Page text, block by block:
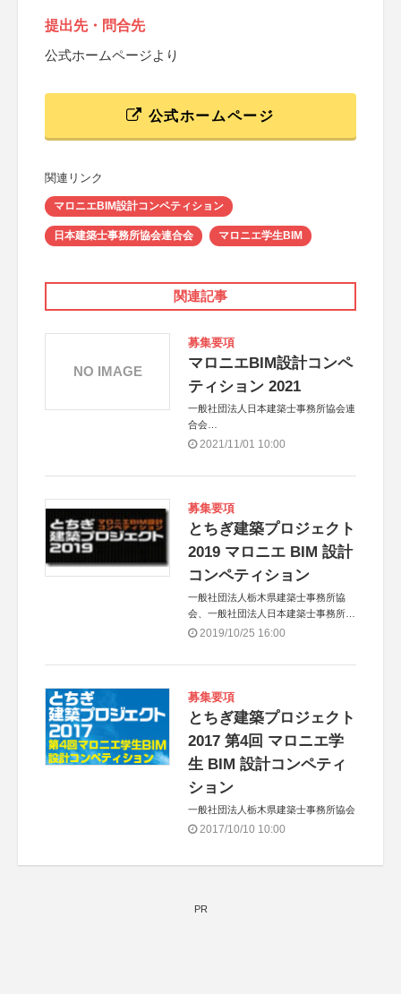
提出先・問合先
公式ホームページより
公式ホームページ
関連リンク
マロニエBIM設計コンペティション
日本建築士事務所協会連合会 マロニエ学生BIM
関連記事
募集要項
マロニエBIM設計コンペ
ティション 2021
一般社団法人日本建築士事務所協会連
合会
共催：一般社団法人福岡県建築士事務
2021/11/01 10:00
NO IMAGE
募集要項
とちぎ建築プロジェクト
2019 マロニエ BIM 設計
コンペティション
一般社団法人栃木県建築士事務所協
会、一般社団法人日本建築士事務所協
会連合会
2019/10/25 16:00
募集要項
とちぎ建築プロジェクト
2017 第4回 マロニエ学
生 BIM 設計コンペティ
ション
一般社団法人栃木県建築士事務所協会
2017/10/10 10:00
PR